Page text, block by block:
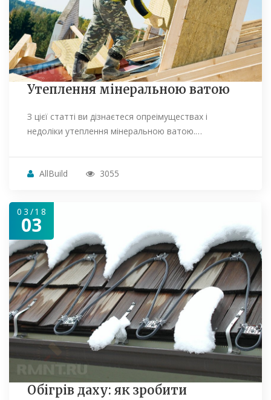
Утеплення мінеральною ватою
З цієї статті ви дізнаєтеся опреімуществах і
недоліки утеплення мінеральною ватою.…
AllBuild 3055
03/18
03
Обігрів даху: як зробити